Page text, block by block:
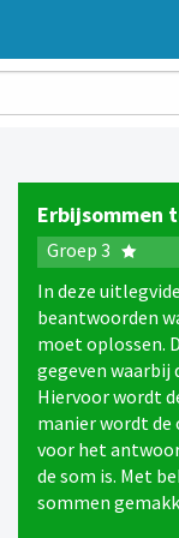
Erbijsommen
Groep 3
In deze
beantwoorden
moet oplossen.
gegeven waarbij
Hiervoor wordt
manier wordt
voor het
de som is. Met
sommen